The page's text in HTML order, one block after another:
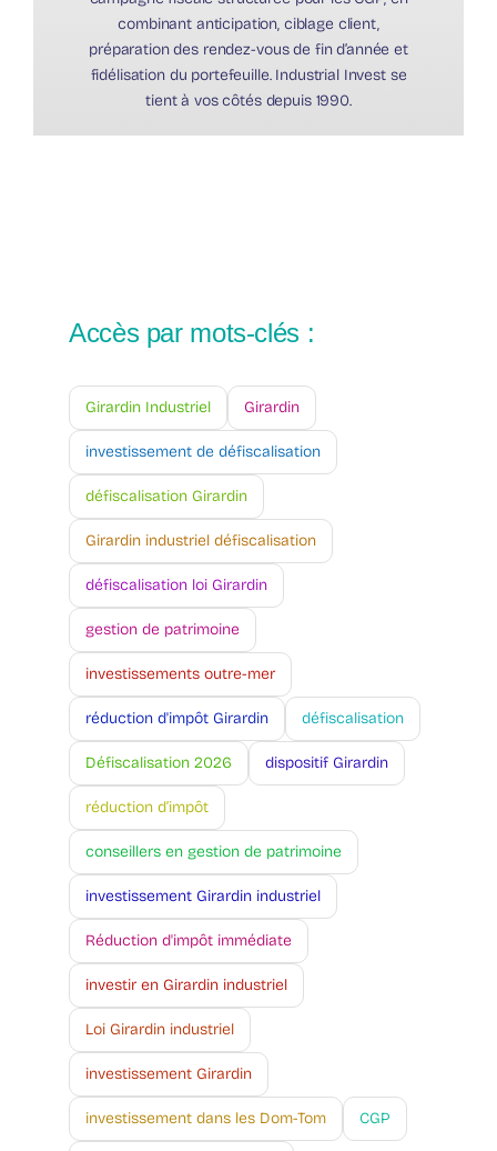
combinant anticipation, ciblage client,
préparation des rendez-vous de fin d’année et
fidélisation du portefeuille. Industrial Invest se
tient à vos côtés depuis 1990.
Accès par mots-clés :
Girardin Industriel Girardin
investissement de défiscalisation
défiscalisation Girardin
Girardin industriel défiscalisation
défiscalisation loi Girardin
gestion de patrimoine
investissements outre-mer
réduction d'impôt Girardin défiscalisation
Défiscalisation 2026 dispositif Girardin
réduction d’impôt
conseillers en gestion de patrimoine
investissement Girardin industriel
Réduction d'impôt immédiate
investir en Girardin industriel
Loi Girardin industriel
investissement Girardin
investissement dans les Dom-Tom CGP